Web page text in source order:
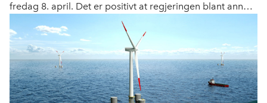
fredag 8. april. Det er positivt at regjeringen blant annet
åpner opp igjen prosessene for konsesjonsbehandling
av vind på land og signaliserer grep for å korte ned
behandlingstiden av havvind. Mye er fortsatt uavklart, og
tilleggsmeldingen burde svart enda bedre på de nye og
forsterkede energiutfordringene vi står overfor.